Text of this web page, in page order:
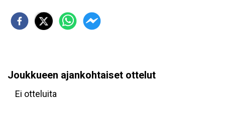
Joukkueen ajankohtaiset ottelut
Ei otteluita